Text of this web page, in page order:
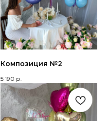
Композиция №2
5 190 р.